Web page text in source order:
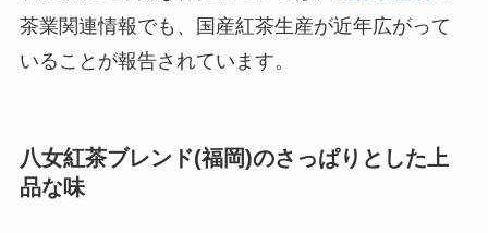
茶業関連情報でも、国産紅茶生産が近年広がって
いることが報告されています。
八女紅茶ブレンド(福岡)のさっぱりとした上
品な味